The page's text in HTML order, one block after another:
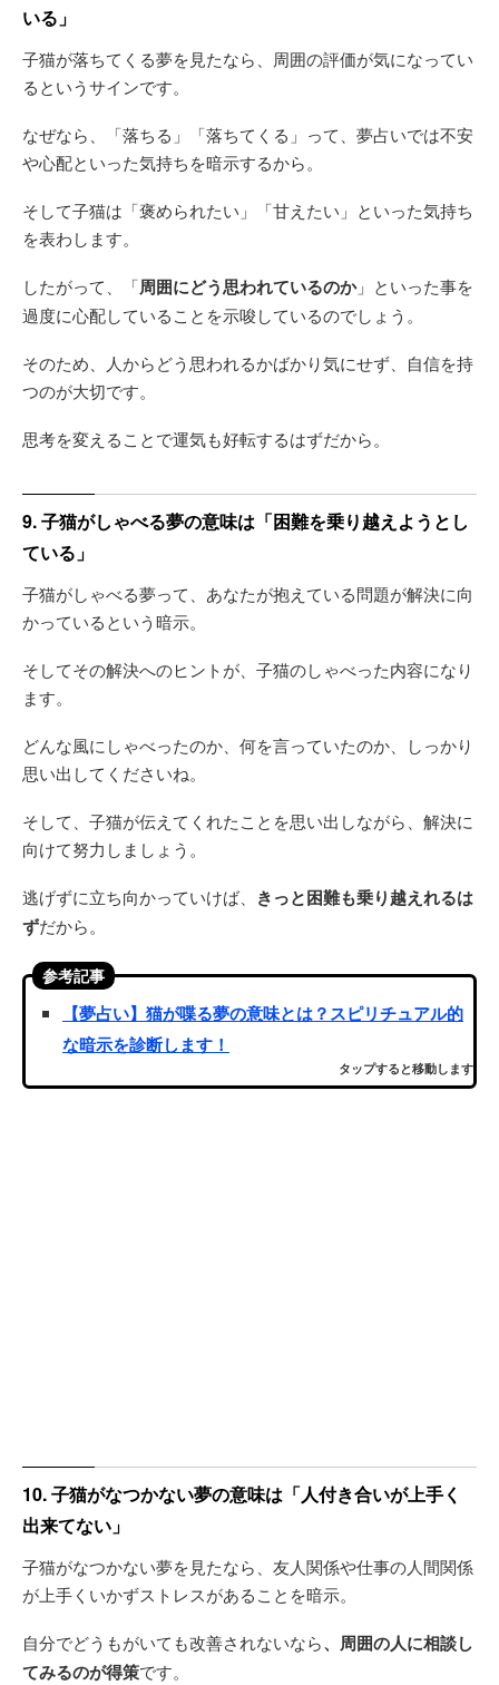
いる」
子猫が落ちてくる夢を見たなら、周囲の評価が気になってい
るというサインです。
なぜなら、「落ちる」「落ちてくる」って、夢占いでは不安
や心配といった気持ちを暗示するから。
そして子猫は「褒められたい」「甘えたい」といった気持ち
を表わします。
したがって、「周囲にどう思われているのか」といった事を
過度に心配していることを示唆しているのでしょう。
そのため、人からどう思われるかばかり気にせず、自信を持
つのが大切です。
思考を変えることで運気も好転するはずだから。
9. 子猫がしゃべる夢の意味は「困難を乗り越えようとし
ている」
子猫がしゃべる夢って、あなたが抱えている問題が解決に向
かっているという暗示。
そしてその解決へのヒントが、子猫のしゃべった内容になり
ます。
どんな風にしゃべったのか、何を言っていたのか、しっかり
思い出してくださいね。
そして、子猫が伝えてくれたことを思い出しながら、解決に
向けて努力しましょう。
逃げずに立ち向かっていけば、 きっと困難も乗り越えれるは
ずだから。
参考記事
【夢占い】猫が喋る夢の意味とは？スピリチュアル的
な暗示を診断します！
タップすると移動します
10. 子猫がなつかない夢の意味は「人付き合いが上手く
出来てない」
子猫がなつかない夢を見たなら、友人関係や仕事の人間関係
が上手くいかずストレスがあることを暗示。
自分でどうもがいても改善されないなら、周囲の人に相談し
てみるのが得策です。